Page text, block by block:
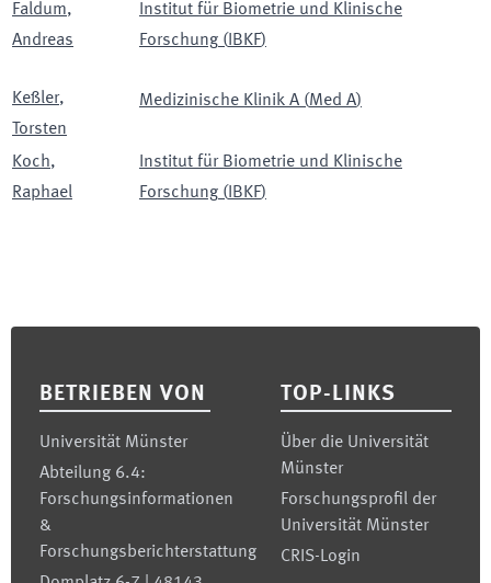
Faldum,
Andreas
Institut für Biometrie und Klinische
Forschung ( IBKF)
Keßler,
Torsten
Medizinische Klinik A (Med A)
Koch,
Raphael
Institut für Biometrie und Klinische
Forschung ( IBKF)
BETRIEBEN VON
Universität Münster
Abteilung 6.4:
Forschungsinformationen
&
Forschungsberichterstattung
TOP-LINKS
Über die Universität
Münster
Forschungsprofil der
Universität Münster
CRIS-Login